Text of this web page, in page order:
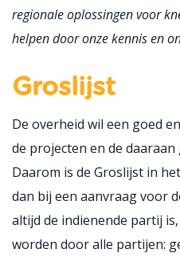
regionale oplossingen voor
helpen door onze kennis en
Groslijst
De overheid wil een goed
de projecten en de
Daarom is de Groslijst in
dan bij een aanvraag voor
altijd de indienende partij
worden door alle partijen: